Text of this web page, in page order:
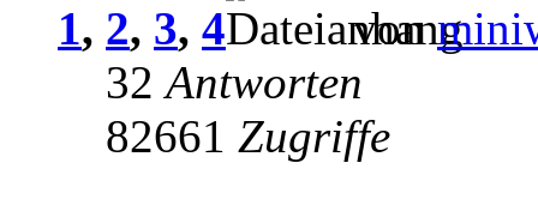
1, 2, 3, 4 von
32Antworten
82661 Zugriffe